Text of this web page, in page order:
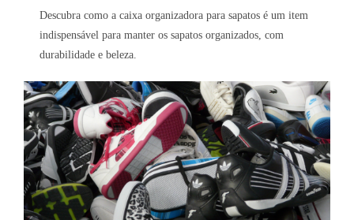
Descubra como a caixa organizadora para sapatos é um item
indispensável para manter os sapatos organizados, com
durabilidade e beleza.